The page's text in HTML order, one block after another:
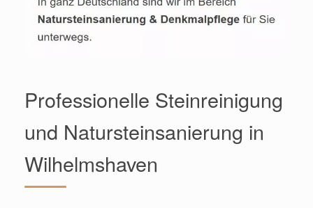
Professionelle Steinreinigung
und Natursteinsanierung in
Wilhelmshaven